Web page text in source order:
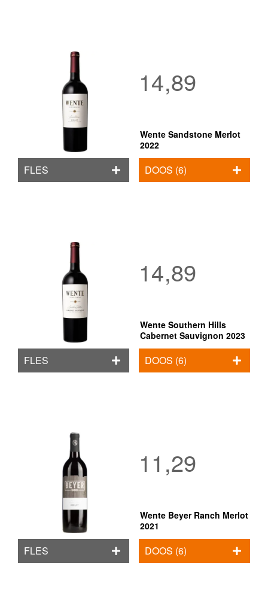
Wente Sandstone Merlot
2022
14,89
FLES DOOS (6)
Wente Southern Hills
Cabernet Sauvignon 2023
14,89
FLES DOOS (6)
Wente Beyer Ranch Merlot
2021
11,29
FLES DOOS (6)